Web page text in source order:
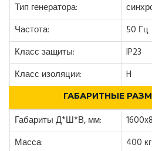
Тип генератора:
Частота:
50 Гц
Класс защиты:
IP23
Класс изоляции:
H
ГАБАРИТНЫЕ
Габариты Д*Ш*В, мм:
Масса:
400 кг